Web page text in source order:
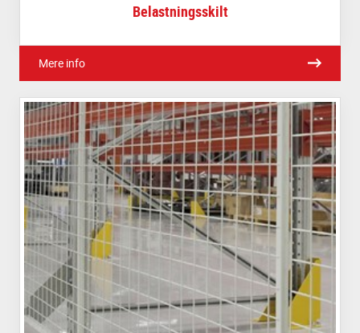
Belastningsskilt
Mere info